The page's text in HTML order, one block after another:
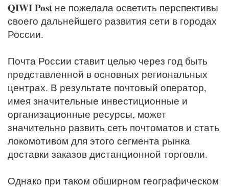
QIWI Post не пожелала осветить перспективы
своего дальнейшего развития сети в городах
России.
Почта России ставит целью через год быть
представленной в основных региональных
центрах. В результате почтовый оператор,
имея значительные инвестиционные и
организационные ресурсы, может
значительно развить сеть почтоматов и стать
локомотивом для этого сегмента рынка
доставки заказов дистанционной торговли.
Однако при таком обширном географическом